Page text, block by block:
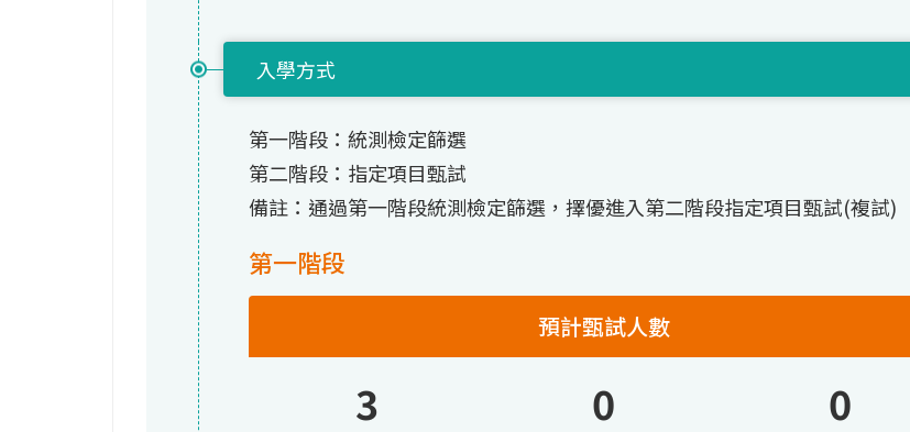
入學方式
第一階段：統測檢定篩選
第二階段：指定項目甄試
備註：通過第一階段統測檢定篩選，擇優進入第二階段指定項目甄試(複試)
第一階段
預計甄試人數
3 0 0